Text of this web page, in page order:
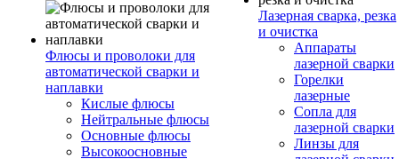
Флюсы и проволоки для
автоматической сварки и
наплавки
Кислые флюсы
Нейтральные флюсы
Основные флюсы
Высокоосновные
Лазерная сварка, резка
и очистка
Аппараты
лазерной сварки
Горелки
лазерные
Сопла для
лазерной сварки
Линзы для